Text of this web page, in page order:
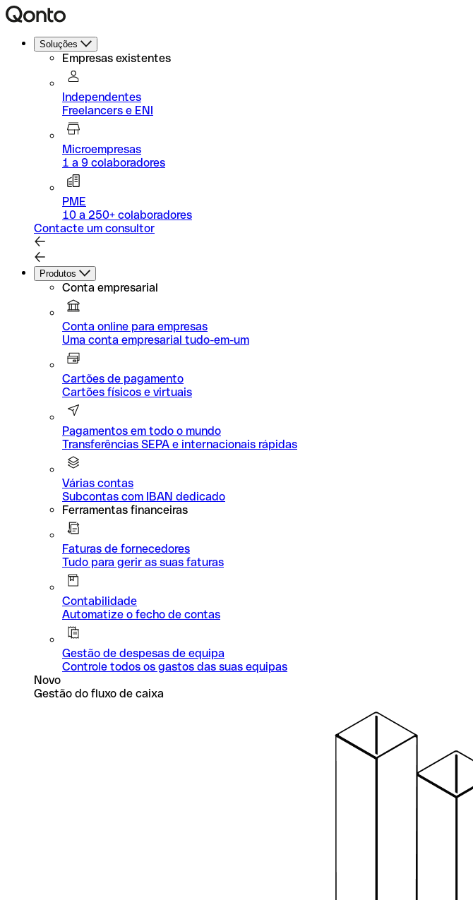
Soluções
Empresas existentes
Independentes
Freelancers e ENI
Microempresas
1 a 9 colaboradores
PME
10 a 250+ colaboradores
Contacte um consultor
Produtos
Conta empresarial
Conta online para empresas
Uma conta empresarial tudo-em-um
Cartões de pagamento
Cartões físicos e virtuais
Pagamentos em todo o mundo
Transferências SEPA e internacionais rápidas
Várias contas
Subcontas com IBAN dedicado
Ferramentas financeiras
Faturas de fornecedores
Tudo para gerir as suas faturas
Contabilidade
Automatize o fecho de contas
Gestão de despesas de equipa
Controle todos os gastos das suas equipas
Novo
Gestão do fluxo de caixa